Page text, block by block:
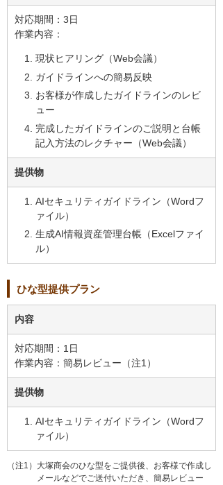
対応期間：3日
作業内容：
現状ヒアリング（Web会議）
ガイドラインへの簡易反映
お客様が作成したガイドラインのレビ
ュー
完成したガイドラインのご説明と台帳
記入方法のレクチャー（Web会議）
提供物
AIセキュリティガイドライン（Wordフ
ァイル）
生成AI情報資産管理台帳（Excelファイ
ル）
ひな型提供プラン
内容
対応期間：1日
作業内容：簡易レビュー（注1）
提供物
AIセキュリティガイドライン（Wordフ
ァイル）
（注1）大塚商会のひな型をご提供後、お客様で作成し
メールなどでご送付いただき、簡易レビュー